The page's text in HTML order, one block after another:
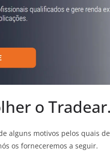
o
alguns motivos pelos quais
os forneceremos a seguir.